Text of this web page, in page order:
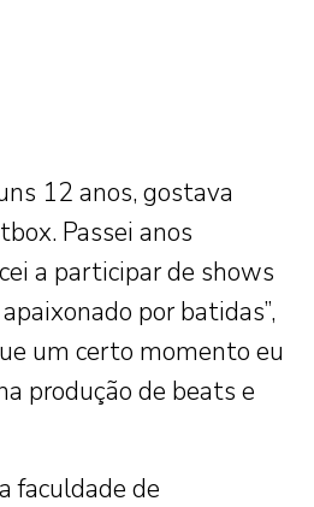
12 anos, gostava
Passei anos
a participar de shows
por batidas”,
um certo momento eu
produção de beats e
faculdade de